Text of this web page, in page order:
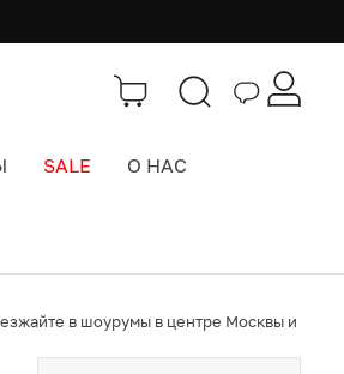
SALE О НАС
в шоурумы в центре Москвы и